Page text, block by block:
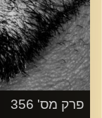
פרק מס' 356